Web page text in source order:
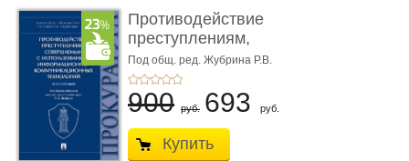
Противодействие
преступлениям,
совершаемым с ...
Под общ. ред. Жубрина Р.В.
900 руб. 693 руб.
Купить